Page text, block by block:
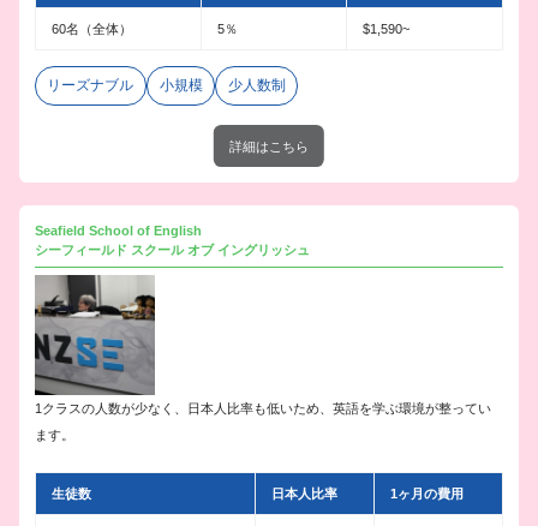
60名（全体） 5％ $1,590~
リーズナブル 小規模 少人数制
詳細はこちら
Seafield School of English
シーフィールド スクール オブ イングリッシュ
1クラスの人数が少なく、日本人比率も低いため、英語を学ぶ環境が整ってい
ます。
生徒数 日本人比率 1ヶ月の費用